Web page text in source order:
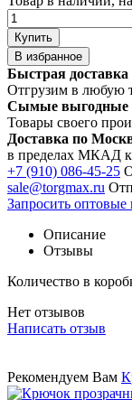
Купить
В избранное
Быстрая доставка
Отгрузим в любую
Сымые выгодные
Товары своего
Доставка по
в пределах МКАД
+7 (910) 086-45-25
sale@torgmax.ru
Запросить
Описание
Отзывы
Количество в
Нет отзывов
Написать отзыв
Рекомендуем Вам